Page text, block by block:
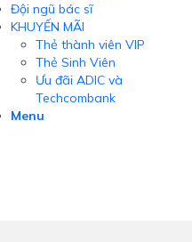
Đội ngũ bác sĩ
KHUYẾN MÃI
Thẻ thành viên VIP
Thẻ Sinh Viên
Ưu đãi ADIC và
Techcombank
Menu